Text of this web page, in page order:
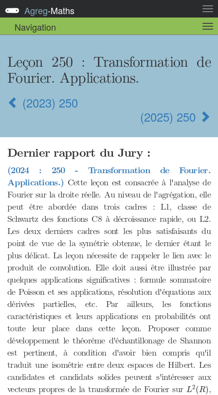
la
Agreg-Maths
Navigation
la
Leçon 250 : Transformation de
Fourier. Applications.
(2023) 250
(2025) 250
Dernier rapport du Jury :
(2024 : 250 - Transformation de Fourier.
Applications.) Cette leçon est consacrée à l'analyse de
Fourier sur la droite réelle. Au niveau de l'agrégation, elle
peut être abordée dans trois cadres : L1, classe de
Schwartz des fonctions C8 à décroissance rapide, ou L2.
Les deux derniers cadres sont les plus satisfaisants du
point de vue de la symétrie obtenue, le dernier étant le
plus délicat. La leçon nécessite de rappeler le lien avec le
produit de convolution. Elle doit aussi être illustrée par
quelques applications significatives : formule sommatoire
de Poisson et ses applications, résolution d'équations aux
dérivées partielles, etc. Par ailleurs, les fonctions
caractéristiques et leurs applications en probabilités ont
toute leur place dans cette leçon. Proposer comme
développement le théorème d'échantillonage de Shannon
est pertinent, à condition d'avoir bien compris qu'il
traduit une isométrie entre deux espaces de Hilbert. Les
candidates et candidats solides peuvent s'intéresser aux
vecteurs propres de la transformée de Fourier sur L2(R)
L2 ( R) ,